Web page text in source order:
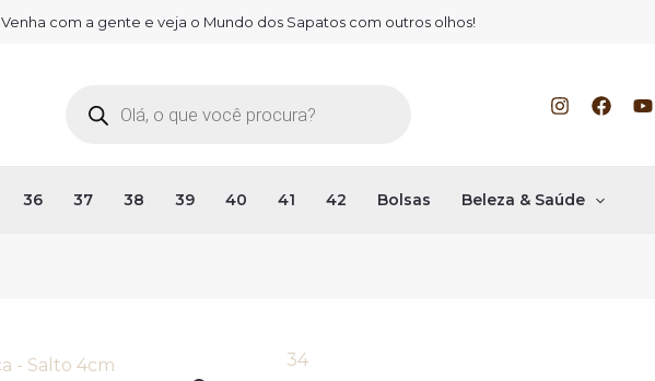
Venha com a gente e veja o Mundo dos Sapatos com outros olhos!
36 37 38 39 40 41 42 Bolsas Beleza & Saúde
34
Sandália